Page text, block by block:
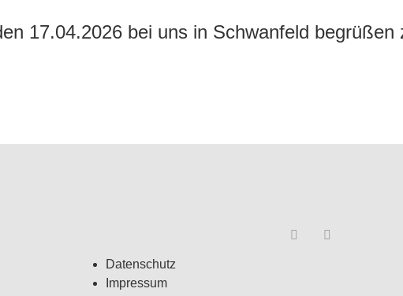
17.04.2026 bei uns in Schwanfeld begrüßen
Datenschutz
Impressum